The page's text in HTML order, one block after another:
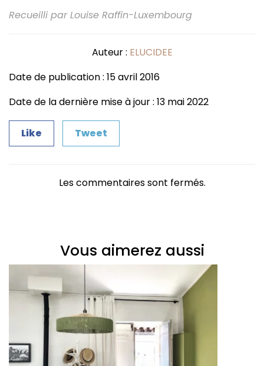
Recueilli par Louise Raffin-Luxembourg
Auteur : ELUCIDEE
Date de publication : 15 avril 2016
Date de la dernière mise à jour : 13 mai 2022
Like Tweet
Les commentaires sont fermés.
Vous aimerez aussi